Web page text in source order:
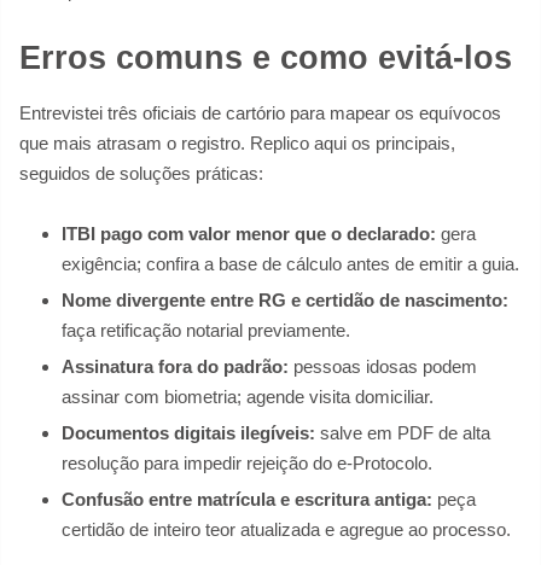
Erros comuns e como evitá-los
Entrevistei três oficiais de cartório para mapear os equívocos
que mais atrasam o registro. Replico aqui os principais,
seguidos de soluções práticas:
ITBI pago com valor menor que o declarado: gera
exigência; confira a base de cálculo antes de emitir a guia.
Nome divergente entre RG e certidão de nascimento:
faça retificação notarial previamente.
Assinatura fora do padrão: pessoas idosas podem
assinar com biometria; agende visita domiciliar.
Documentos digitais ilegíveis: salve em PDF de alta
resolução para impedir rejeição do e-Protocolo.
Confusão entre matrícula e escritura antiga: peça
certidão de inteiro teor atualizada e agregue ao processo.